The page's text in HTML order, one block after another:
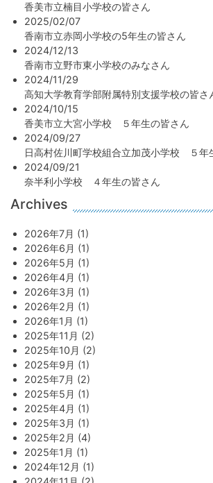
香美市立楠目小学校の皆さん
2025/02/07
香南市立赤岡小学校の5年生の皆さん
2024/12/13
香南市立野市東小学校のみなさん
2024/11/29
高知大学教育学部附属特別支援学校の皆さ
2024/10/15
香美市立大宮小学校 ５年生の皆さん
2024/09/27
日高村佐川町学校組合立加茂小学校 ５年
2024/09/21
奈半利小学校 ４年生の皆さん
Archives
2026年7月 (1)
2026年6月 (1)
2026年5月 (1)
2026年4月 (1)
2026年3月 (1)
2026年2月 (1)
2026年1月 (1)
2025年11月 (2)
2025年10月 (2)
2025年9月 (1)
2025年7月 (2)
2025年5月 (1)
2025年4月 (1)
2025年3月 (1)
2025年2月 (4)
2025年1月 (1)
2024年12月 (1)